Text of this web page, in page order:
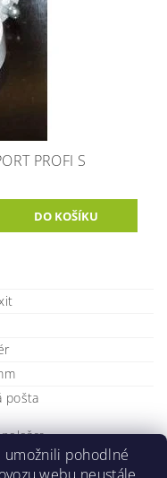
PROFI S
pošta
umožnili pohodlné